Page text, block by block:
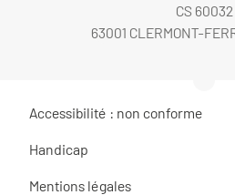
CS 60032
63001 CLERMONT-
Accessibilité : non conforme
Handicap
Mentions légales